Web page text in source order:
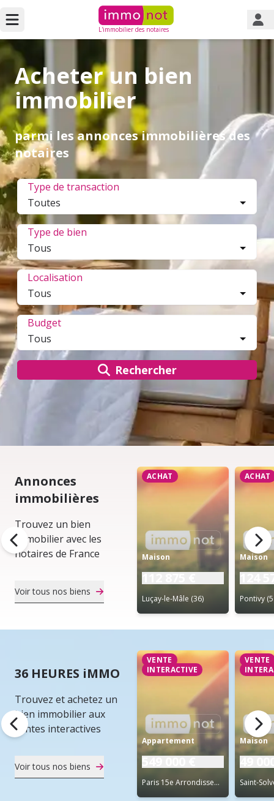
L'immobilier des notaires
Acheter un bien
immobilier
parmi les annonces immobilières des
notaires
Type de transaction
Toutes
Type de bien
Tous
Localisation
Tous
Sélection de localisation. Cliquez pour ouvrir la
Budget
Tous
Rechercher
Annonces
immobilières
Trouvez un bien
immobilier avec les
notaires de France
Voir tous nos biens
ACHAT
Maison
Luçay-le-Mâle (36)
ACHAT
Maison
Pontivy
36 HEURES iMMO
Trouvez et achetez un
bien immobilier aux
ventes interactives
Voir tous nos biens
VENTE
INTERACTIVE
Appartement
Paris 15e Arrondissement (75)
VENTE
Maison
Saint-